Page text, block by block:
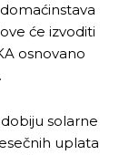
će izvoditi
osnovano
solarne
uplata